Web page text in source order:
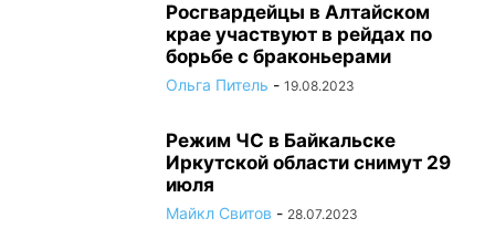
Росгвардейцы в Алтайском
крае участвуют в рейдах по
борьбе с браконьерами
Ольга Питель - 19.08.2023
Режим ЧС в Байкальске
Иркутской области снимут 29
июля
Майкл Свитов - 28.07.2023